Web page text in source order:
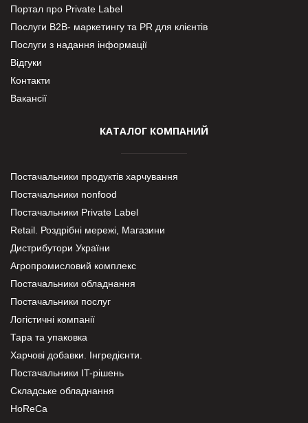
Портал про Private Label
Послуги В2В- маркетингу та PR для клієнтів
Послуги з надання інформації
Відгуки
Контакти
Вакансії
КАТАЛОГ КОМПАНИЙ
Постачальники продуктів харчування
Постачальники nonfood
Постачальники Private Label
Retail. Роздрібні мережі, Магазини
Дистрибутори України
Агропромисловий комплекс
Постачальники обладнання
Постачальники послуг
Логістичні компанії
Тара та упаковка
Харчові добавки. Інгредієнти.
Постачальники IT-рішень
Складське обладнання
HoReCa